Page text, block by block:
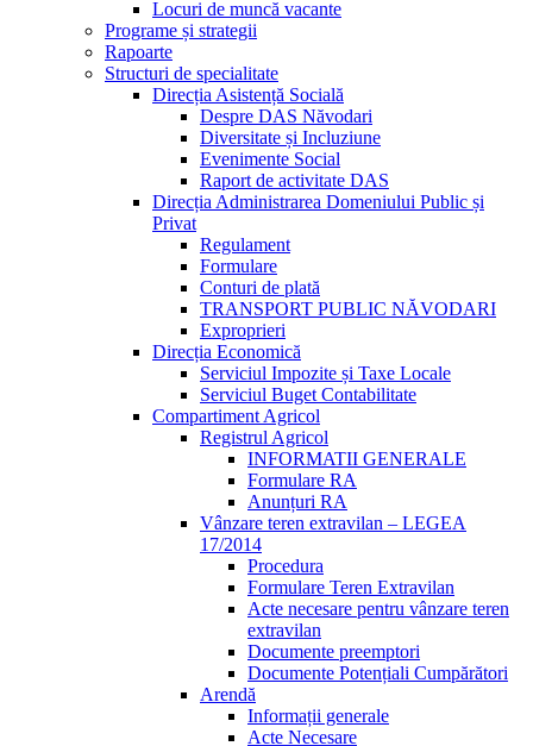
Locuri de muncă vacante
Programe și strategii
Rapoarte
Structuri de specialitate
Direcția Asistență Socială
Despre DAS Năvodari
Diversitate și Incluziune
Evenimente Social
Raport de activitate DAS
Direcția Administrarea Domeniului Public și
Privat
Regulament
Formulare
Conturi de plată
TRANSPORT PUBLIC NĂVODARI
Exproprieri
Direcția Economică
Serviciul Impozite și Taxe Locale
Serviciul Buget Contabilitate
Compartiment Agricol
Registrul Agricol
INFORMATII GENERALE
Formulare RA
Anunțuri RA
Vânzare teren extravilan – LEGEA
17/2014
Procedura
Formulare Teren Extravilan
Acte necesare pentru vânzare teren
extravilan
Documente preemptori
Documente Potențiali Cumpărători
Arendă
Informații generale
Acte Necesare